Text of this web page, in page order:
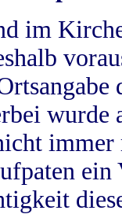
im
wurde